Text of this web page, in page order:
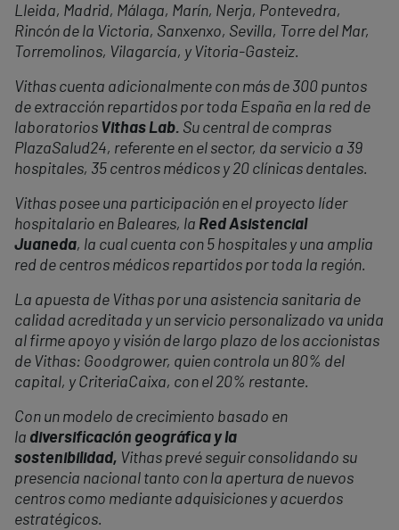
Lleida, Madrid, Málaga, Marín, Nerja, Pontevedra,
Rincón de la Victoria, Sanxenxo, Sevilla, Torre del Mar,
Torremolinos, Vilagarcía, y Vitoria-Gasteiz.
Vithas cuenta adicionalmente con más de 300 puntos
de extracción repartidos por toda España en la red de
laboratorios Vithas Lab. Su central de compras
PlazaSalud24, referente en el sector, da servicio a 39
hospitales, 35 centros médicos y 20 clínicas dentales.
Vithas posee una participación en el proyecto líder
hospitalario en Baleares, la Red Asistencial
Juaneda, la cual cuenta con 5 hospitales y una amplia
red de centros médicos repartidos por toda la región.
La apuesta de Vithas por una asistencia sanitaria de
calidad acreditada y un servicio personalizado va unida
al firme apoyo y visión de largo plazo de los accionistas
de Vithas: Goodgrower, quien controla un 80% del
capital, y CriteriaCaixa, con el 20% restante.
Con un modelo de crecimiento basado en
la diversificación geográfica y la
sostenibilidad, Vithas prevé seguir consolidando su
presencia nacional tanto con la apertura de nuevos
centros como mediante adquisiciones y acuerdos
estratégicos.